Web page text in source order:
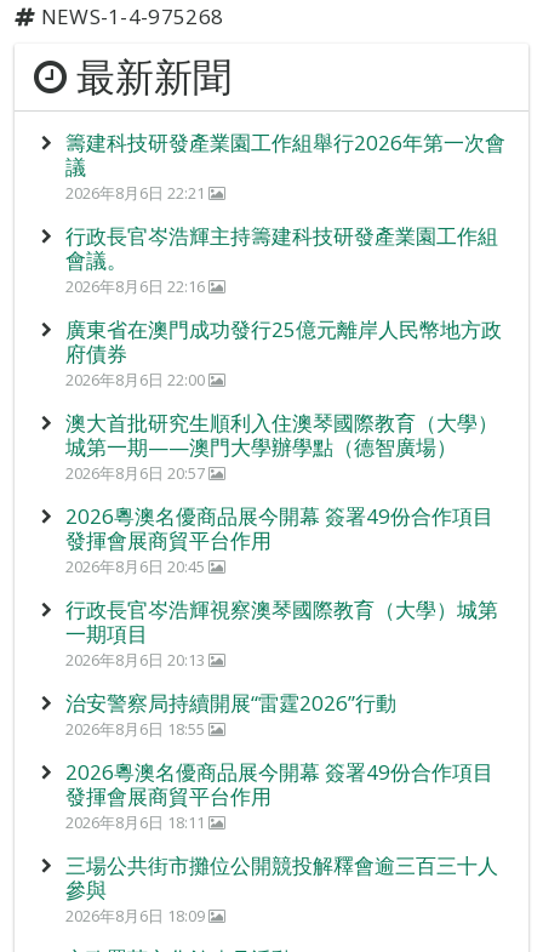
NEWS-1-4-975268
最新新聞
籌建科技研發產業園工作組舉行2026年第一次會
議
2026年8月6日 22:21
行政長官岑浩輝主持籌建科技研發產業園工作組
會議。
2026年8月6日 22:16
廣東省在澳門成功發行25億元離岸人民幣地方政
府債券
2026年8月6日 22:00
澳大首批研究生順利入住澳琴國際教育（大學）
城第一期——澳門大學辦學點（德智廣場）
2026年8月6日 20:57
2026粵澳名優商品展今開幕 簽署49份合作項目
發揮會展商貿平台作用
2026年8月6日 20:45
行政長官岑浩輝視察澳琴國際教育（大學）城第
一期項目
2026年8月6日 20:13
治安警察局持續開展“雷霆2026”行動
2026年8月6日 18:55
2026粵澳名優商品展今開幕 簽署49份合作項目
發揮會展商貿平台作用
2026年8月6日 18:11
三場公共街市攤位公開競投解釋會逾三百三十人
參與
2026年8月6日 18:09